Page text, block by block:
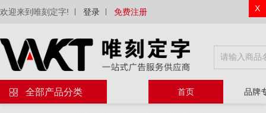
X
欢迎来到唯刻定字! 登录 免费注册
全部产品分类 首页 品牌